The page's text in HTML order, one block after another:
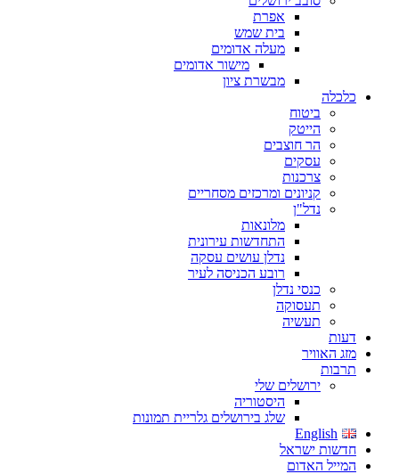
אפרת
בית שמש
מעלה אדומים
מישור אדומים
מבשרת ציון
כלכלה
ביטוח
הייטק
הר חוצבים
עסקים
צרכנות
קניונים ומרכזים מסחריים
נדל"ן
מלונאות
התחדשות עירונית
נדלן עושים עסקה
רובע הכניסה לעיר
כנסי נדלן
תעסוקה
תעשיה
דעות
מזג האוויר
תרבות
ירושלים שלי
היסטוריה
שלג בירושלים גלריית תמונות
English
חדשות ישראל
המייל האדום